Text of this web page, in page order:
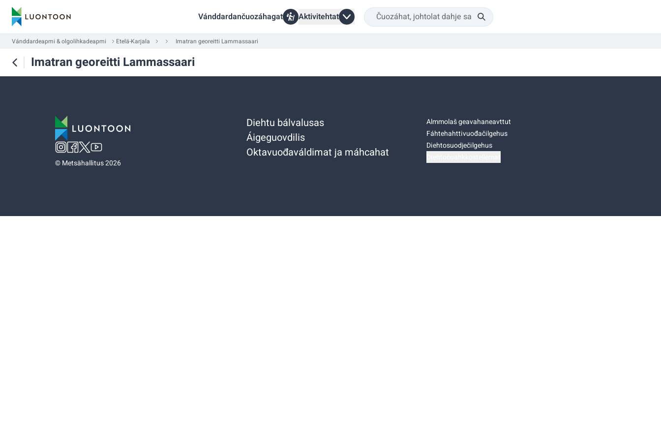
Vánddardančuozáhagat Aktivitehtat
Vánddardeapmi & olgolihkadeapmi Etelä-Karjala Imatran georeitti Lammassaari
Imatran georeitti Lammassaari
©Metsähallitus 2026
Diehtu bálvalusas
Áigeguovdilis
Oktavuođaváldimat ja máhcahat
Almmolaš geavahaneavttut
Fáhtehahttivuođačilgehus
Diehtosuodječilgehus